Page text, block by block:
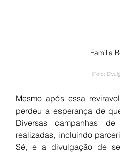
Família
(Foto:
Mesmo após essa
perdeu a esperança de
Diversas campanhas de
realizadas, incluindo
Sé, e a divulgação de